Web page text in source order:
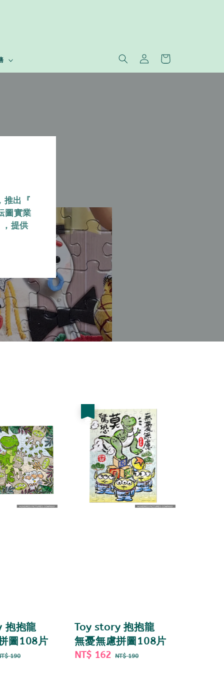
推出『
圖實業
提供
抱抱龍
圖108片
190
Toy story 抱抱龍
無憂無慮拼圖108片
Sale
NT$ 162 Regular
NT$ 190